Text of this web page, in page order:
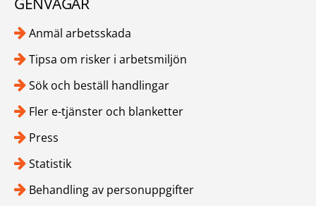
Anmäl arbetsskada
Tipsa om risker i arbetsmiljön
Sök och beställ handlingar
Fler e-tjänster och blanketter
Press
Statistik
Behandling av personuppgifter